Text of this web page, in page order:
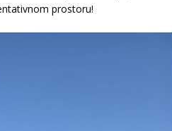
prostoru!